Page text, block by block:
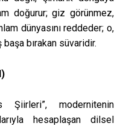
doğurur; giz görünmez,
dünyasını reddeder; o,
bırakan süvaridir.
Şiirleri”, modernitenin
hesaplaşan dilsel